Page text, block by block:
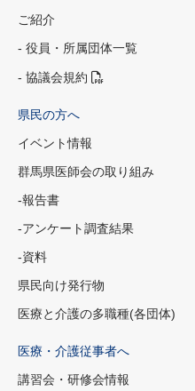
ご紹介
- 役員・所属団体一覧
- 協議会規約
県民の方へ
イベント情報
群馬県医師会の取り組み
-報告書
-アンケート調査結果
-資料
県民向け発行物
医療と介護の多職種(各団体)
医療・介護従事者へ
講習会・研修会情報